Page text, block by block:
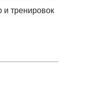
и тренировок